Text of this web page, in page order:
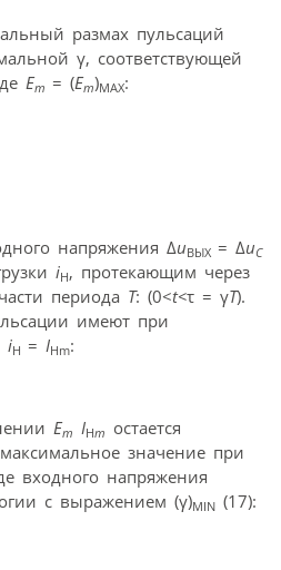
размах пульсаций
γ, соответствующей
Em = (Em)MAX:
напряжения ΔuВЫХ = ΔuC
iH, протекающим через
периода Т: (0<t<τ = γT).
имеют при
iH = IHm:
Em IHm остается
значение при
входного напряжения
с выражением (γ)MIN (17):